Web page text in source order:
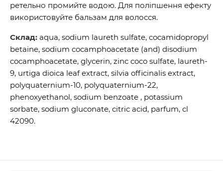
ретельно промийте водою. Для поліпшення ефекту
використовуйте бальзам для волосся.
Склад: aqua, sodium laureth sulfate, cocamidopropyl
betaine, sodium cocamphoacetate (and) disodium
cocamphoacetate, glycerin, zinc coco sulfate, laureth-
9, urtiga dioica leaf extract, silvia officinalis extract,
polyquaternium-10, polyquaternium-22,
phenoxyethanol, sodium benzoate , potassium
sorbate, sodium gluconate, citric acid, parfum, cl
42090.